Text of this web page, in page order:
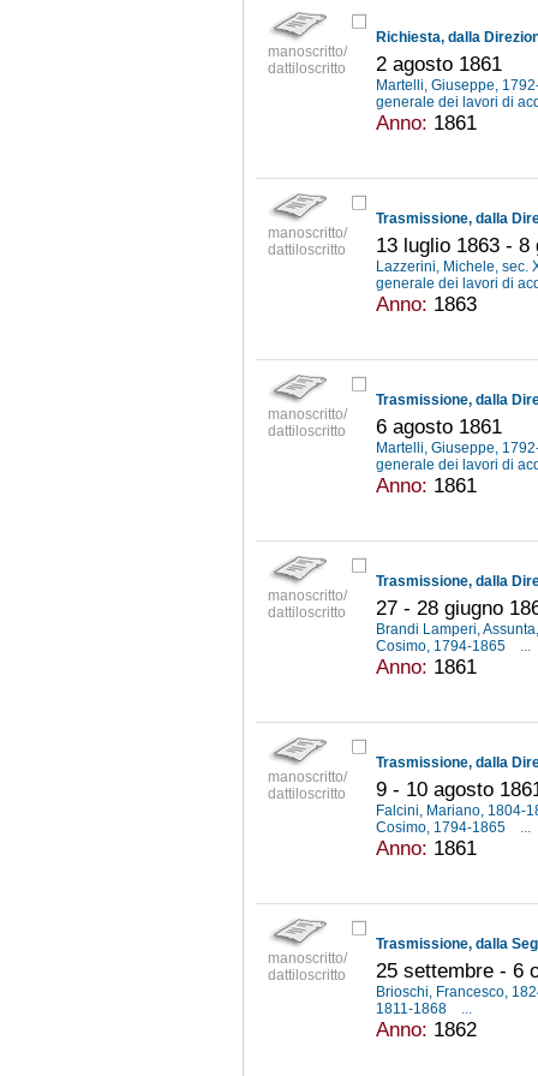
manoscritto/
dattiloscritto
2 agosto 1861
Martelli, Giuseppe,
generale dei lavori di
Anno: 1861
manoscritto/
dattiloscritto
13 luglio 1863 - 8
Lazzerini, Michele, sec.
generale dei lavori di
Anno: 1863
manoscritto/
dattiloscritto
6 agosto 1861
Martelli, Giuseppe,
generale dei lavori di
Anno: 1861
manoscritto/
dattiloscritto
27 - 28 giugno
Brandi Lamperi,
Cosimo, 1794-1865
...
Anno: 1861
manoscritto/
dattiloscritto
9 - 10 agosto
Falcini, Mariano, 1804-
Cosimo, 1794-1865
...
Anno: 1861
manoscritto/
dattiloscritto
25 settembre - 6
Brioschi, Francesco,
1811-1868
...
Anno: 1862